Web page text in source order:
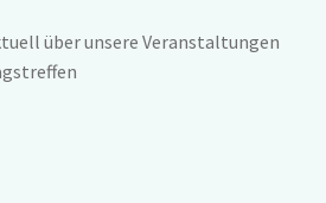
über unsere Veranstaltungen